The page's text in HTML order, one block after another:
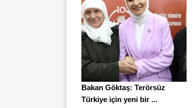
Bakan Göktaş: Terörsüz
Türkiye için yeni bir ...